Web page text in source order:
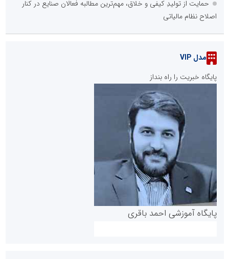
حمایت از تولیدِ کیفی و خلاق، مهم‌ترین مطالبه فعالان صنایع در کنار
اصلاح نظام مالیاتی
مدل VIP
پایگاه خبریت را راه بنداز
پایگاه آموزشی احمد باقری